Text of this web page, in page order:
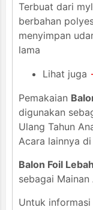
Terbuat dari
berbahan
menyimpan
lama
Lihat juga
Pemakaian
digunakan
Ulang Tahun
Acara lainnya
Balon Foil
sebagai
Untuk